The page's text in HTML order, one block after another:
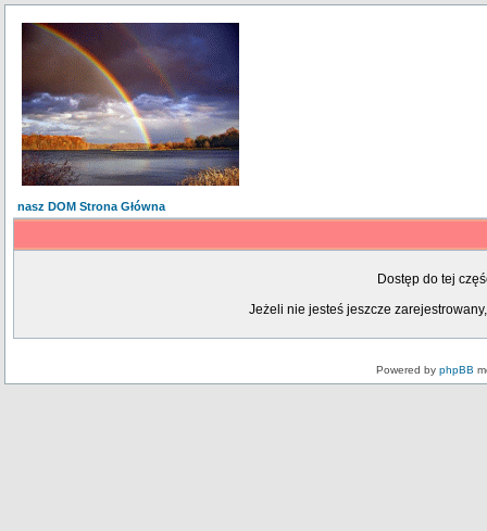
nasz DOM Strona Główna
Dostęp do tej
Jeżeli nie jesteś jeszcze
Powered by phpBB